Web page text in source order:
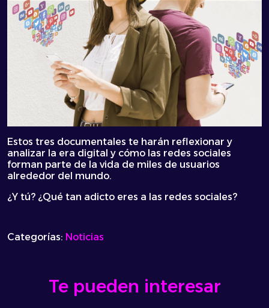
Estos tres documentales te harán reflexionar y
analizar la era digital y cómo las redes sociales
forman parte de la vida de miles de usuarios
alrededor del mundo.
¿Y tú? ¿Qué tan adicto eres a las redes sociales?
Categorías: Noticias
Te pueden interesar